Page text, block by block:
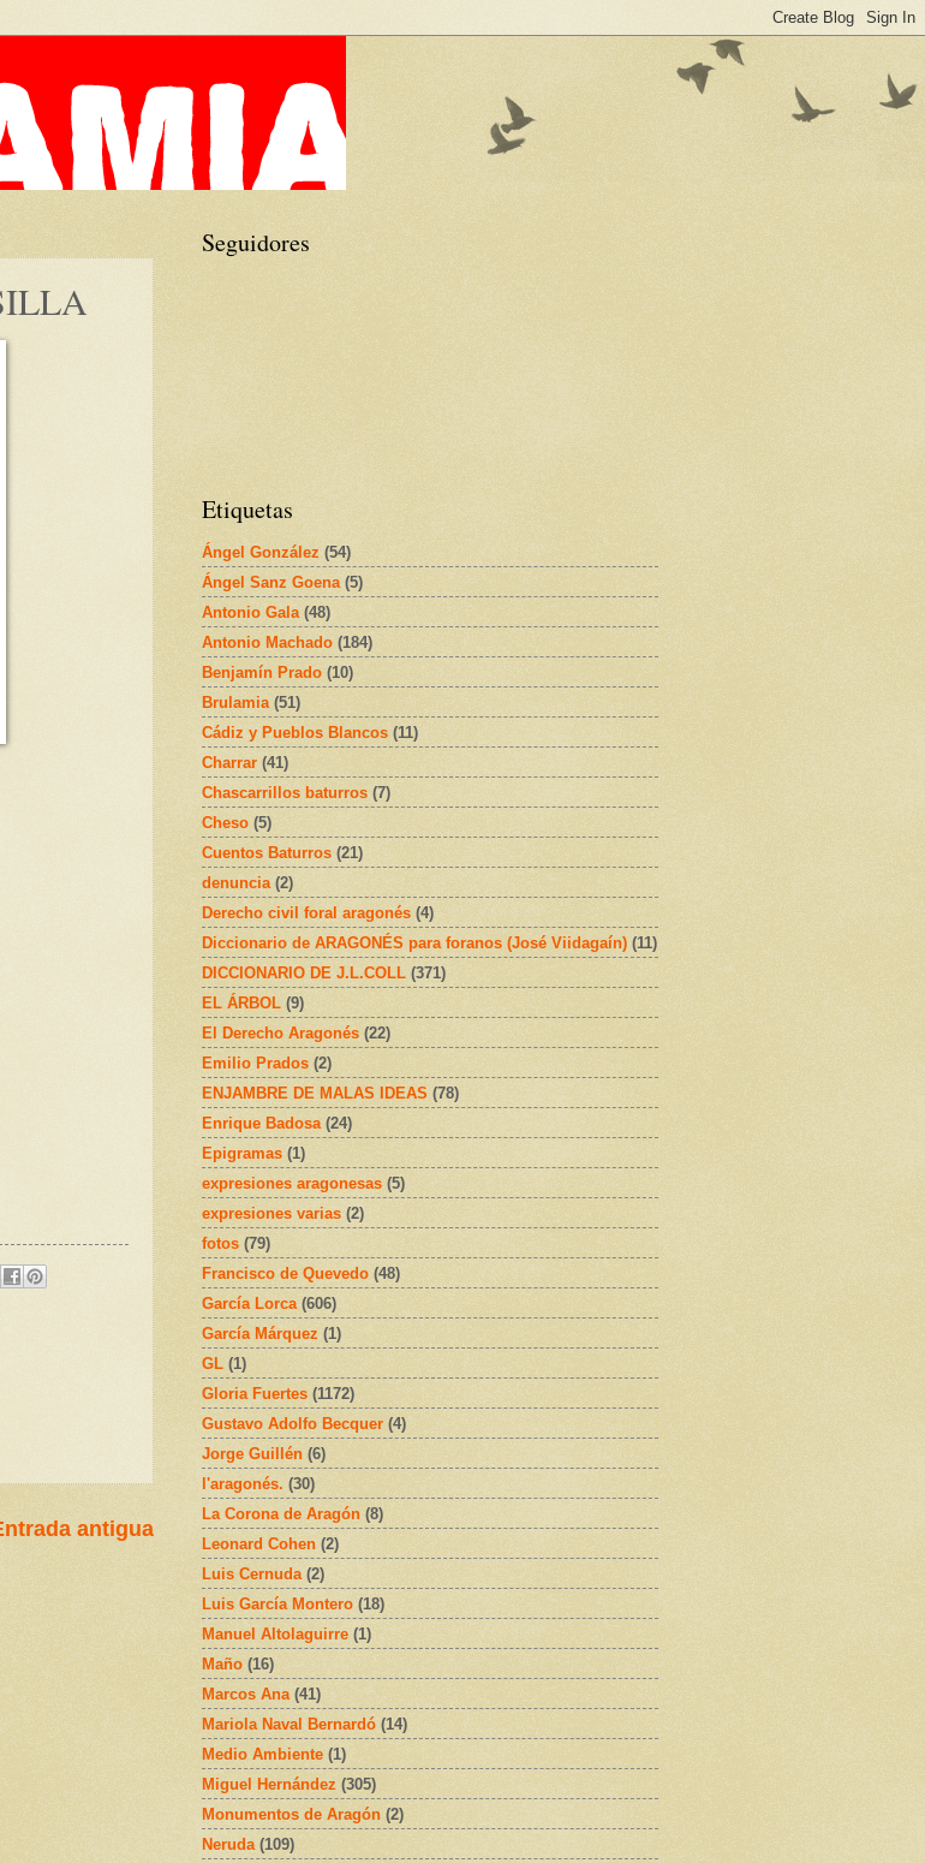
antigua
Seguidores
Etiquetas
Ángel González (54)
Ángel Sanz Goena (5)
Antonio Gala (48)
Antonio Machado (184)
Benjamín Prado (10)
Brulamia (51)
Cádiz y Pueblos Blancos (11)
Charrar (41)
Chascarrillos baturros (7)
Cheso (5)
Cuentos Baturros (21)
denuncia (2)
Derecho civil foral aragonés (4)
Diccionario de ARAGONÉS para foranos (José Viidagaín) (11)
DICCIONARIO DE J.L.COLL (371)
EL ÁRBOL (9)
El Derecho Aragonés (22)
Emilio Prados (2)
ENJAMBRE DE MALAS IDEAS (78)
Enrique Badosa (24)
Epigramas (1)
expresiones aragonesas (5)
expresiones varias (2)
fotos (79)
Francisco de Quevedo (48)
García Lorca (606)
García Márquez (1)
GL (1)
Gloria Fuertes (1172)
Gustavo Adolfo Becquer (4)
Jorge Guillén (6)
l'aragonés. (30)
La Corona de Aragón (8)
Leonard Cohen (2)
Luis Cernuda (2)
Luis García Montero (18)
Manuel Altolaguirre (1)
Maño (16)
Marcos Ana (41)
Mariola Naval Bernardó (14)
Medio Ambiente (1)
Miguel Hernández (305)
Monumentos de Aragón (2)
Neruda (109)